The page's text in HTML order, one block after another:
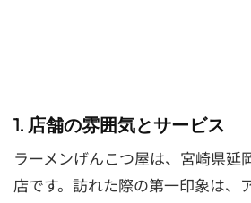
1. 店舗の雰囲気とサービス
ラーメンげんこつ屋は、宮崎県延
店です。訪れた際の第一印象は、